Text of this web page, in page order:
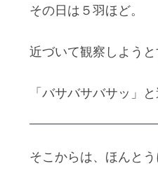
その日は５羽ほど。
近づいて観察しようと
「バサバサバサッ」
そこからは、ほんと